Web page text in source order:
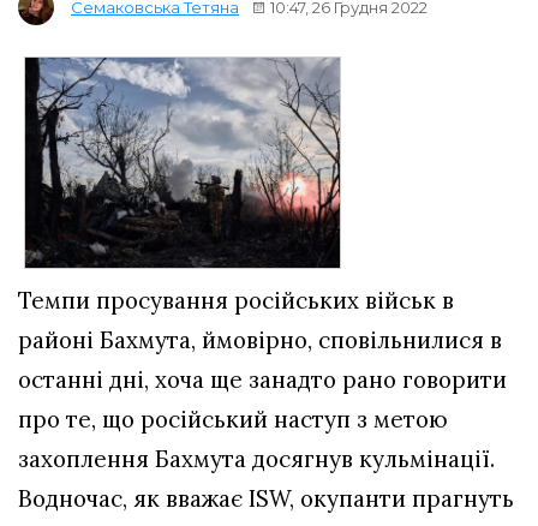
Семаковська Тетяна 10:47, 26 Грудня 2022
Темпи просування російських військ в
районі Бахмута, ймовірно, сповільнилися в
останні дні, хоча ще занадто рано говорити
про те, що російський наступ з метою
захоплення Бахмута досягнув кульмінації.
Водночас, як вважає ISW, окупанти прагнуть